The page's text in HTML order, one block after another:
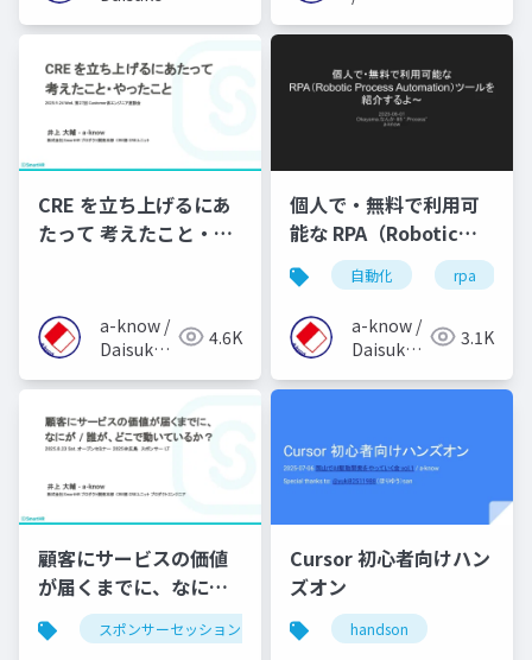
Inoue
CRE を立ち上げるにあ
たって 考えたこと・や
a-know /
Daisuke
4.6K
個人で・無料で利用可
能な RPA（Robotic
Process
Automation）ツール
を紹介するよ〜
自動化 rpa
a-know /
Daisuke
3.1K
顧客にサービスの価値
が届くまでに、なに
が・誰が、どこで動い
ているか？
スポンサーセッション saas カスタマーサクセス
Cursor 初心者向けハン
ズオン
handson